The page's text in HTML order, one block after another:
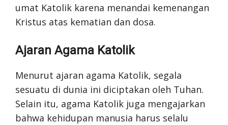
umat Katolik karena menandai kemenangan
Kristus atas kematian dan dosa.
Ajaran Agama Katolik
Menurut ajaran agama Katolik, segala
sesuatu di dunia ini diciptakan oleh Tuhan.
Selain itu, agama Katolik juga mengajarkan
bahwa kehidupan manusia harus selalu